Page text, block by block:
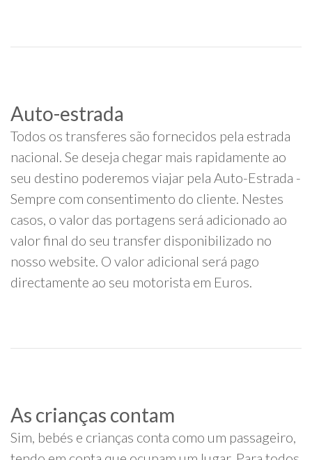
Auto-estrada
Todos os transferes são fornecidos pela estrada
nacional. Se deseja chegar mais rapidamente ao
seu destino poderemos viajar pela Auto-Estrada -
Sempre com consentimento do cliente. Nestes
casos, o valor das portagens será adicionado ao
valor final do seu transfer disponibilizado no
nosso website. O valor adicional será pago
directamente ao seu motorista em Euros.
As crianças contam
Sim, bebés e crianças conta como um passageiro,